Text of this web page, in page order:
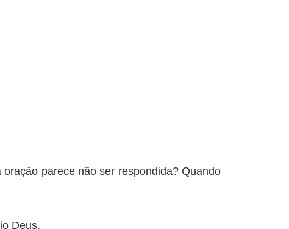
parece não ser respondida? Quando
Deus.